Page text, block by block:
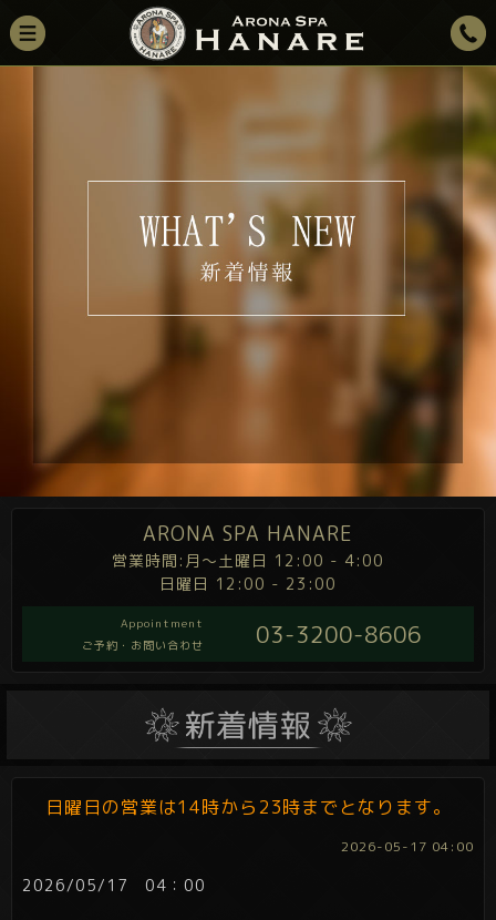
ARONA SPA HANARE
営業時間:月～土曜日 12:00 - 4:00
日曜日 12:00 - 23:00
Appointment
ご予約・お問い合わせ
03-3200-8606
日曜日の営業は14時から23時までとなります。
2026-05-17 04:00
2026/05/17 04：00